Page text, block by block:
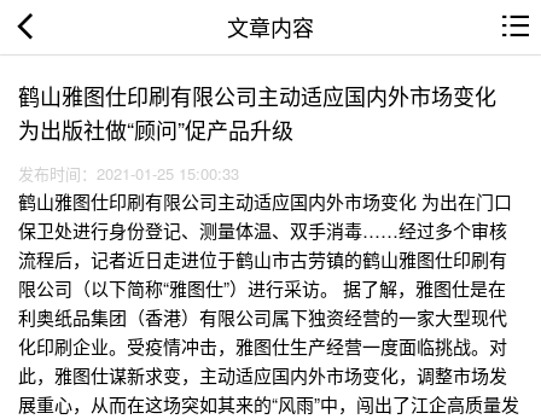
文章内容
鹤山雅图仕印刷有限公司主动适应国内外市场变化
为出版社做“顾问”促产品升级
发布时间：2021-01-25 15:00:33
鹤山雅图仕印刷有限公司主动适应国内外市场变化 为出在门口
保卫处进行身份登记、测量体温、双手消毒……经过多个审核
流程后，记者近日走进位于鹤山市古劳镇的鹤山雅图仕印刷有
限公司（以下简称“雅图仕”）进行采访。 据了解，雅图仕是在
利奥纸品集团（香港）有限公司属下独资经营的一家大型现代
化印刷企业。受疫情冲击，雅图仕生产经营一度面临挑战。对
此，雅图仕谋新求变，主动适应国内外市场变化，调整市场发
展重心，从而在这场突如其来的“风雨”中，闯出了江企高质量发